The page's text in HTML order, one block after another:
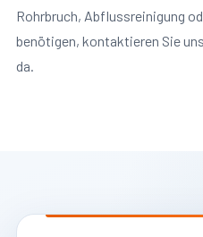
Rohrbruch, Abflussreinigung
benötigen, kontaktieren Sie
da.